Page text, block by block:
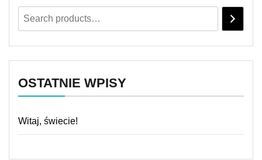
OSTATNIE WPISY
Witaj, świecie!